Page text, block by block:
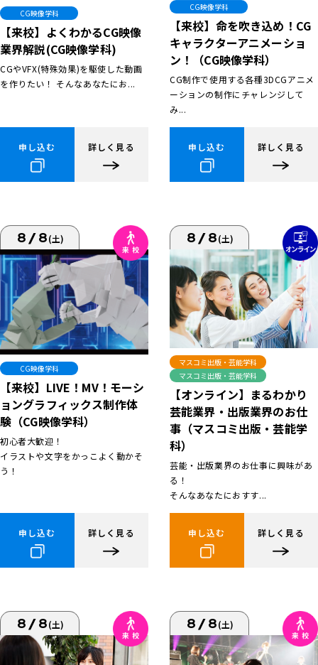
CG映像学科
【来校】よくわかるCG映像
業界解説(CG映像学科)
CGやVFX(特殊効果)を駆使した動画
を作りたい！ そんなあなたにお...
申し込む 詳しく見る
CG映像学科
【来校】命を吹き込め！CG
キャラクターアニメーショ
ン！（CG映像学科）
CG制作で使用する各種3DCGアニメ
ーションの制作にチャレンジして
み...
申し込む 詳しく見る
8/8(土)
CG映像学科
【来校】LIVE！MV！モーシ
ョングラフィックス制作体
験（CG映像学科）
初心者大歓迎！
イラストや文字をかっこよく動かそ
う！
申し込む 詳しく見る
8/8(土)
マスコミ出版・芸能学科
マスコミ出版・芸能学科
【オンライン】まるわかり
芸能業界・出版業界のお仕
事（マスコミ出版・芸能学
科）
芸能・出版業界のお仕事に興味があ
る！
そんなあなたにおすす...
申し込む 詳しく見る
8/8(土) 8/8(土)